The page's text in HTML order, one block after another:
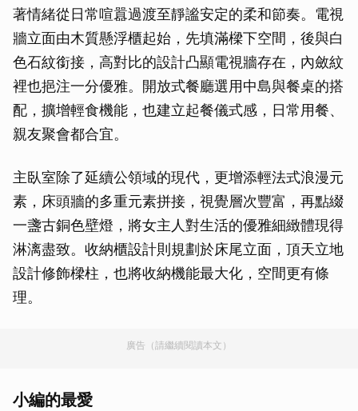
著情緒從日常喧囂過渡至靜謐安定的柔和節奏。電視
牆立面由木質懸浮櫃起始，先填滿樑下空間，後與白
色石紋銜接，高對比的設計凸顯電視牆存在，內斂紋
裡也挹注一分優雅。開放式餐廳選用中島與餐桌的搭
配，擴增輕食機能，也建立起餐儀式感，日常用餐、
親友聚會都合宜。
主臥室除了延續公領域的現代，更增添輕法式浪漫元
素，床頭牆的多重元素拼接，視覺層次豐富，再點綴
一盞古銅色壁燈，將女主人對生活的優雅細緻體現得
淋漓盡致。收納櫃設計則規劃於床尾立面，頂天立地
設計修飾樑柱，也將收納機能最大化，空間更有條
理。
廣告（請繼續閱讀本文）
小編的最愛